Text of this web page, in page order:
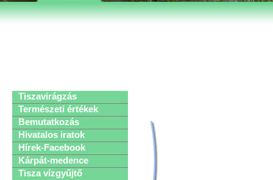
Tiszavirágzás
Természeti értékek
Bemutatkozás
Hivatalos iratok
Hírek-Facebook
Kárpát-medence
Tisza vízgyűjtő